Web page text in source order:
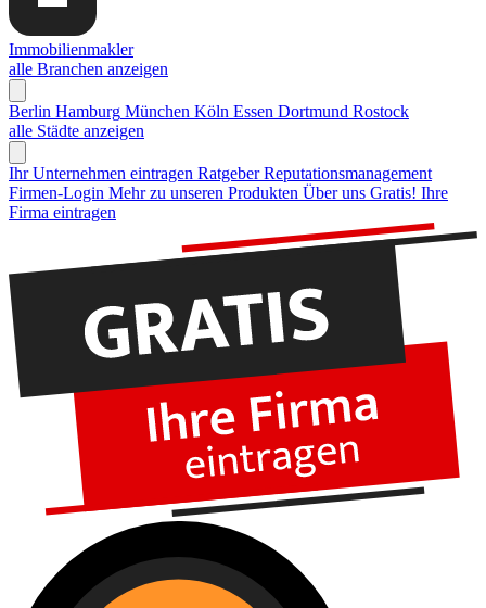
Immobilienmakler
alle Branchen anzeigen
Berlin Hamburg München Köln Essen Dortmund Rostock
alle Städte anzeigen
Ihr Unternehmen eintragen Ratgeber Reputationsmanagement
Firmen-Login Mehr zu unseren Produkten Über uns Gratis! Ihre
Firma eintragen